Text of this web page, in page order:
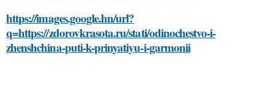
https://images.google.hn/url?
q=https://zdorovkrasota.ru/stati/odinochestvo-i-
zhenshchina-puti-k-prinyatiyu-i-garmonii